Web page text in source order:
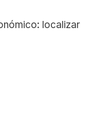
localizar